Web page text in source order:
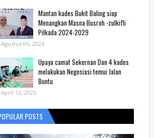
Mantan kades Bukit Baling siap
Menangkan Masna Busroh -zulkifli
Pilkada 2024-2029
Agustus 06, 2024
Upaya camat Sekernan Dan 4 kades
melakukan Negosiasi temui Jalan
Buntu
April 12, 2025
POSTS